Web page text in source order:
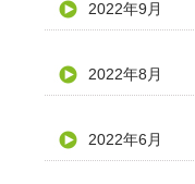
2022年9月
2022年8月
2022年6月